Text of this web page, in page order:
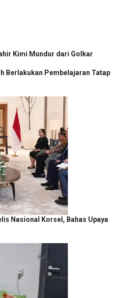
Kimi Mundur dari Golkar
Berlakukan Pembelajaran Tatap
Nasional Korsel, Bahas Upaya